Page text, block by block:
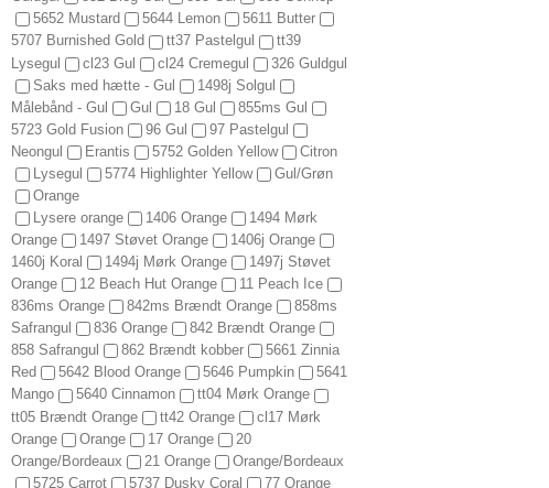
5652 Mustard
5644 Lemon
5611 Butter
5707 Burnished Gold
tt37 Pastelgul
tt39
Lysegul
cl23 Gul cl24 Cremegul
326 Guldgul
Saks med hætte - Gul
1498j Solgul
Målebånd - Gul
Gul 18 Gul
855ms Gul
5723 Gold Fusion
96 Gul
97 Pastelgul
Neongul
Erantis 5752 Golden Yellow
Citron
Lysegul
5774 Highlighter Yellow
Gul/Grøn
Orange
Lysere orange
1406 Orange
1494 Mørk
Orange
1497 Støvet Orange
1406j Orange
1460j Koral
1494j Mørk Orange
1497j Støvet
Orange
12 Beach Hut Orange
11 Peach Ice
836ms Orange
842ms Brændt Orange
858ms
Safrangul
836 Orange
842 Brændt Orange
858 Safrangul
862 Brændt kobber
5661 Zinnia
Red
5642 Blood Orange 5646 Pumpkin
5641
Mango
5640 Cinnamon
tt04 Mørk Orange
tt05 Brændt Orange
tt42 Orange
cl17 Mørk
Orange
Orange 17 Orange
20
Orange/Bordeaux
21 Orange
Orange/Bordeaux
5725 Carrot
5737 Dusky Coral
77 Orange